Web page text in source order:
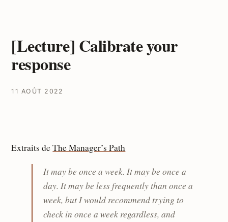
[Lecture] Calibrate your
response
11 AOÛT 2022
Extraits deThe Mana­­­­ger’s Path
It may be once a week. It may be once a
day. It may be less frequently than once a
week, but I would recommend trying to
check in once a week regardless, and